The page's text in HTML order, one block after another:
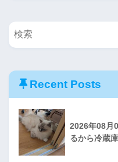
Recent Posts
2026年08月
るから冷蔵